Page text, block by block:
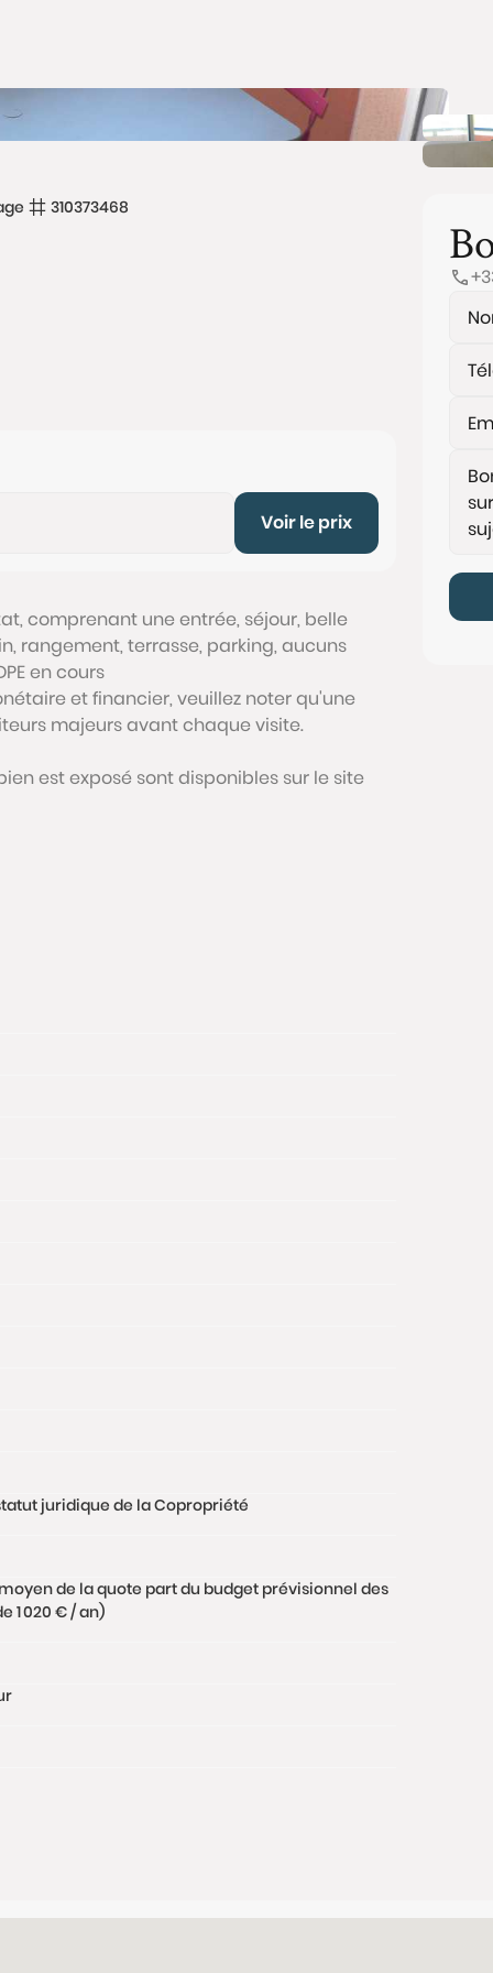
310373468
Voir le prix
comprenant une entrée, séjour, belle
rangement, terrasse, parking, aucuns
en cours
et financier, veuillez noter qu'une
majeurs avant chaque visite.
est exposé sont disponibles sur le site
juridique de la Copropriété
de la quote part du budget prévisionnel des
1 020 € / an)